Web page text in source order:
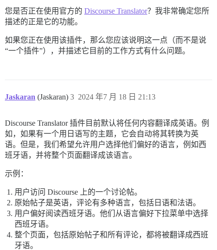
您是否正在使用官方的 Discourse Translator？我非常确定您所
描述的正是它的功能。
如果您正在使用该插件，那么您应该说明这一点（而不是说
“一个插件”），并描述它目前的工作方式有什么问题。
Jaskaran (Jaskaran) 2024 年7 月 18 日 21:13
3
Discourse Translator 插件目前默认将任何内容翻译成英语。例
如，如果有一个用日语写的主题，它会自动将其转换为英
语。但是，我们希望允许用户选择他们偏好的语言，例如西
班牙语，并将整个页面翻译成该语言。
示例：
用户访问 Discourse 上的一个讨论帖。
原始帖子是英语，评论有多种语言，包括日语和法语。
用户偏好阅读西班牙语。他们从语言偏好下拉菜单中选择
西班牙语。
整个页面，包括原始帖子和所有评论，都将被翻译成西班
牙语。